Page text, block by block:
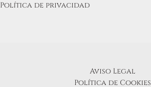
Política de privacidad
Aviso Legal
Política de Cookies